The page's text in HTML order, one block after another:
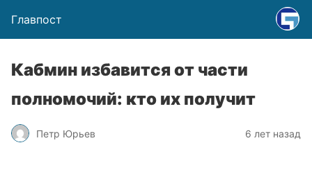
Главпост
Кабмин избавится от части
полномочий: кто их получит
Петр Юрьев 6 лет назад